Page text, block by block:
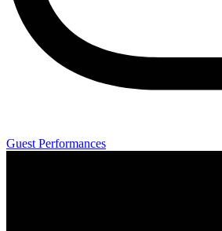
Guest Performances